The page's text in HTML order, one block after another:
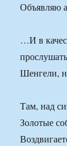
Объявляю
…И в
Шенгели,
Там, над
Золотые